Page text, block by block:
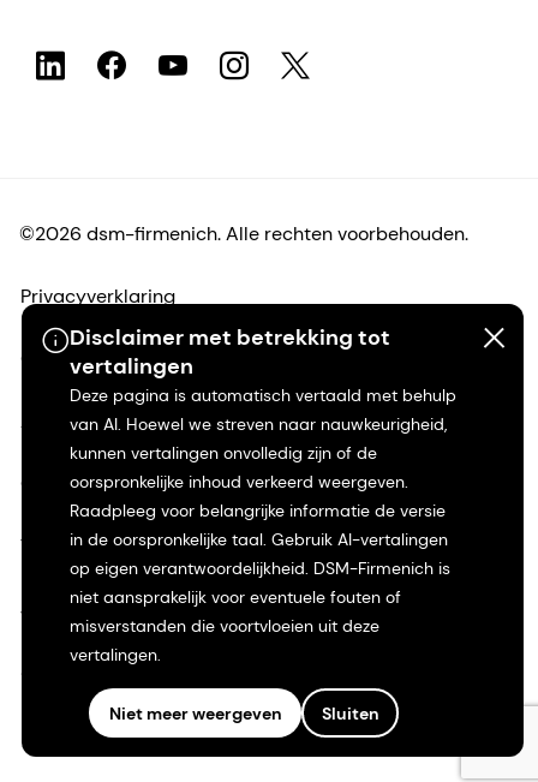
Disclaimer met betrekking tot
vertalingen
Deze pagina is automatisch vertaald met behulp
van AI. Hoewel we streven naar nauwkeurigheid,
kunnen vertalingen onvolledig zijn of de
oorspronkelijke inhoud verkeerd weergeven.
Raadpleeg voor belangrijke informatie de versie
in de oorspronkelijke taal. Gebruik AI-vertalingen
op eigen verantwoordelijkheid. DSM-Firmenich is
niet aansprakelijk voor eventuele fouten of
misverstanden die voortvloeien uit deze
vertalingen.
Niet meer weergeven Sluiten
©2026 dsm-firmenich. Alle rechten voorbehouden.
Privacyverklaring
Gebruiksvoorwaarden
Algemene voorwaarden
Californië Transparantie
Toegankelijkheidsverklaring
Juridische informatie
Sitemap